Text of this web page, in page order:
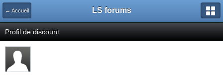
← Accueil LS forums
Profil de discount